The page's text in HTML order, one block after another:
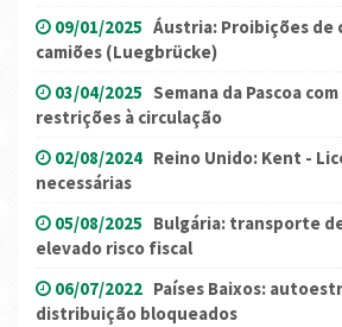
09/01/2025 Áustria: Proibições de
camiões (Luegbrücke)
03/04/2025 Semana da Pascoa
restrições à circulação
02/08/2024 Reino Unido: Kent -
necessárias
05/08/2025 Bulgária: transporte
elevado risco fiscal
06/07/2022 Países Baixos:
distribuição bloqueados